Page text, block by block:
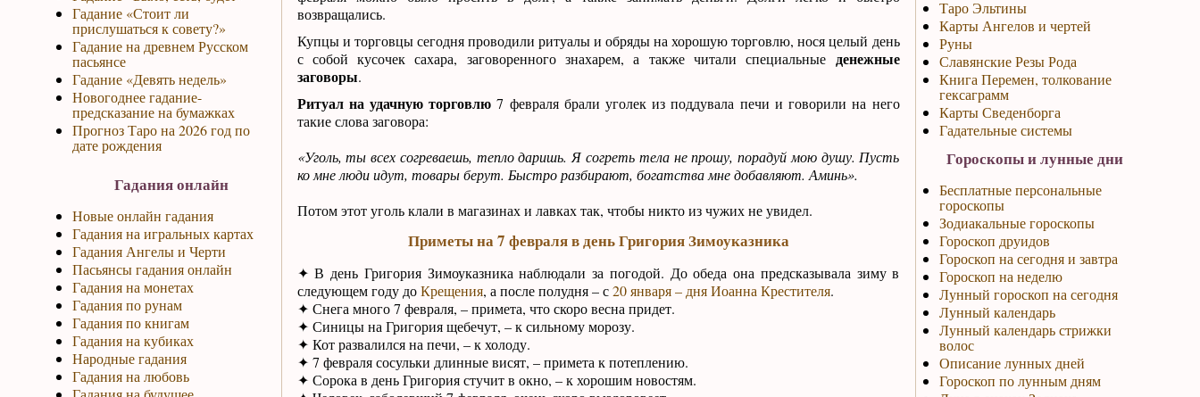
Гадание «Стоит ли
прислушаться к совету?»
Гадание на древнем Русском
пасьянсе
Гадание «Девять недель»
Новогоднее гадание-
предсказание на бумажках
Прогноз Таро на 2026 год по
дате рождения
Гадания онлайн
Новые онлайн гадания
Гадания на игральных картах
Гадания Ангелы и Черти
Пасьянсы гадания онлайн
Гадания на монетах
Гадания по рунам
Гадания по книгам
Гадания на кубиках
Народные гадания
Гадания на любовь
возвращались.
Купцы и торговцы сегодня проводили ритуалы и обряды на хорошую торговлю, нося целый день
с собой кусочек сахара, заговоренного знахарем, а также читали специальные денежные
заговоры.
Ритуал на удачную торговлю 7 февраля брали уголек из поддувала печи и говорили на него
такие слова заговора:
«Уголь, ты всех согреваешь, тепло даришь. Я согреть тела не прошу, порадуй мою душу. Пусть
ко мне люди идут, товары берут. Быстро разбирают, богатства мне добавляют. Аминь».
Потом этот уголь клали в магазинах и лавках так, чтобы никто из чужих не увидел.
Приметы на 7 февраля в день Григория Зимоуказника
✦ В день Григория Зимоуказника наблюдали за погодой. До обеда она предсказывала зиму в
следующем году доКрещения, а после полудня – с20 января – дня Иоанна Крестителя.
✦ Снега много 7 февраля, – примета, что скоро весна придет.
✦ Синицы на Григория щебечут, – к сильному морозу.
✦ Кот развалился на печи, – к холоду.
✦ 7 февраля сосульки длинные висят, – примета к потеплению.
✦ Сорока в день Григория стучит в окно, – к хорошим новостям.
Таро Эльтины
Карты Ангелов и чертей
Руны
Славянские Резы Рода
Книга Перемен, толкование
гексаграмм
Карты Сведенборга
Гадательные системы
Гороскопы и лунные дни
Бесплатные персональные
гороскопы
Зодиакальные гороскопы
Гороскоп друидов
Гороскоп на сегодня и завтра
Гороскоп на неделю
Лунный гороскоп на сегодня
Лунный календарь
Лунный календарь стрижки
волос
Описание лунных дней
Гороскоп по лунным дням